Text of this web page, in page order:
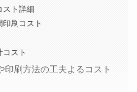
スト詳細
印刷コスト
スト
印刷方法の工夫よるコスト